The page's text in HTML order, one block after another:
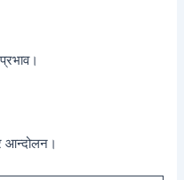
आन्दोलन।